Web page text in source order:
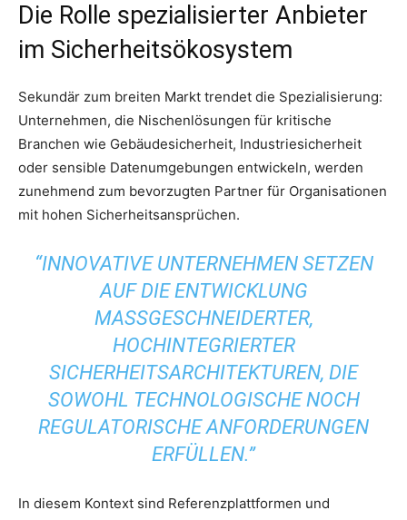
Die Rolle spezialisierter Anbieter
im Sicherheitsökosystem
Sekundär zum breiten Markt trendet die Spezialisierung:
Unternehmen, die Nischenlösungen für kritische
Branchen wie Gebäudesicherheit, Industriesicherheit
oder sensible Datenumgebungen entwickeln, werden
zunehmend zum bevorzugten Partner für Organisationen
mit hohen Sicherheitsansprüchen.
“INNOVATIVE UNTERNEHMEN SETZEN
AUF DIE ENTWICKLUNG
MASSGESCHNEIDERTER, H
OCHINTEGRIERTER S
ICHERHEITSARCHITEKTUREN, DIE S
OWOHL TECHNOLOGISCHE NOCH R
EGULATORISCHE ANFORDERUNGEN E
RFÜLLEN.”
In diesem Kontext sind Referenzplattformen und